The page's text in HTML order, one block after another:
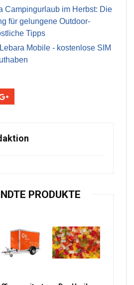
Campingurlaub im Herbst: Die
für gelungene Outdoor-
Tipps
Mobile - kostenlose SIM
PRODUKTE